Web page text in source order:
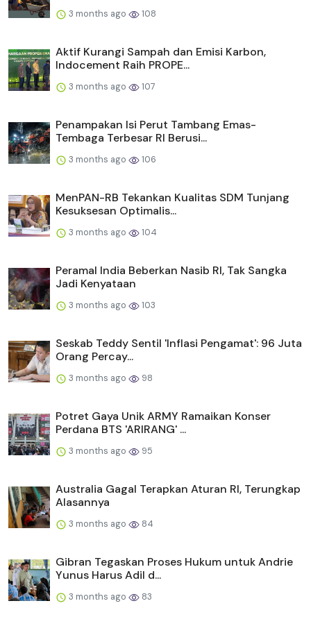
3 months ago 108
Aktif Kurangi Sampah dan Emisi Karbon,
Indocement Raih PROPE...
3 months ago 107
Penampakan Isi Perut Tambang Emas-
Tembaga Terbesar RI Berusi...
3 months ago 106
MenPAN-RB Tekankan Kualitas SDM Tunjang
Kesuksesan Optimalis...
3 months ago 104
Peramal India Beberkan Nasib RI, Tak Sangka
Jadi Kenyataan
3 months ago 103
Seskab Teddy Sentil 'Inflasi Pengamat': 96 Juta
Orang Percay...
3 months ago 98
Potret Gaya Unik ARMY Ramaikan Konser
Perdana BTS 'ARIRANG' ...
3 months ago 95
Australia Gagal Terapkan Aturan RI, Terungkap
Alasannya
3 months ago 84
Gibran Tegaskan Proses Hukum untuk Andrie
Yunus Harus Adil d...
3 months ago 83